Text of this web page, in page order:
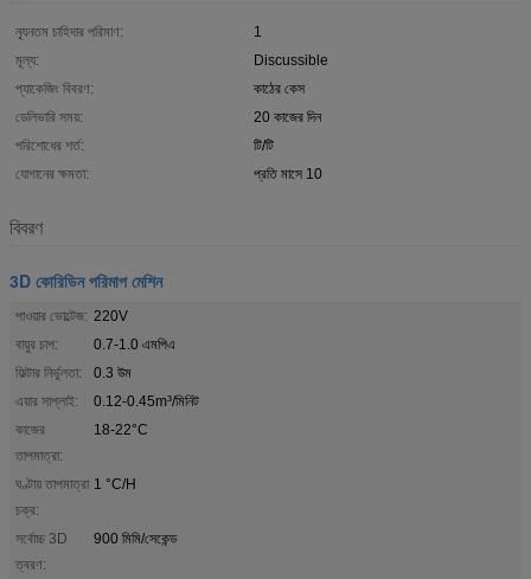
ন্যূনতম চাহিদার পরিমাণ:
1
মূল্য:
Discussible
প্যাকেজিং বিবরণ:
কাঠের কেস
ডেলিভারি সময়:
20 কাজের দিন
পরিশোধের শর্ত:
টি/টি
যোগানের ক্ষমতা:
প্রতি মাসে 10
বিবরণ
3D কোরিডিন পরিমাপ মেশিন
পাওয়ার ভোল্টেজ: 220V
বায়ুর চাপ:
0.7-1.0 এমপিএ
ফিল্টার নির্ভুলতা:
0.3 উম
এয়ার সাপ্লাই:
0.12-0.45m³/মিনিট
কাজের
তাপমাত্রা:
18-22°C
ঘণ্টায় তাপমাত্রা
চক্র:
1 °C/H
সর্বোচ্চ 3D
ত্বরণ:
900 মিমি/সেকেন্ড